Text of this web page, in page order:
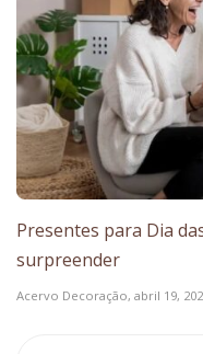
Presentes para Dia
surpreender
Acervo Decoração, abril 19,